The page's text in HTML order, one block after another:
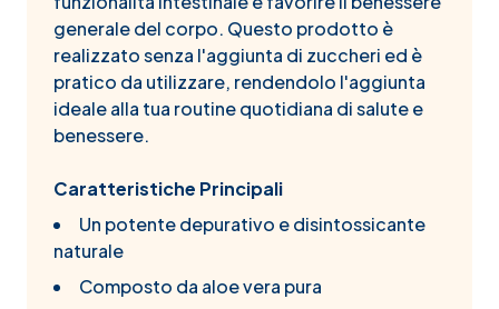
generale del corpo. Questo prodotto è
realizzato senza l'aggiunta di zuccheri ed è
pratico da utilizzare, rendendolo l'aggiunta
ideale alla tua routine quotidiana di salute e
benessere.
Caratteristiche Principali
Un potente depurativo e disintossicante
naturale
Composto da aloe vera pura